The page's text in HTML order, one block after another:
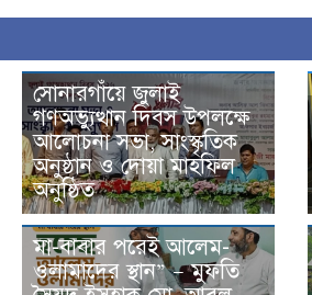
সোনারগাঁয়ে জুলাই
গণঅভ্যুত্থান দিবস উপলক্ষে
আলোচনা সভা, সাংস্কৃতিক
অনুষ্ঠান ও দোয়া মাহফিল
অনুষ্ঠিত
মা-বাবার পরেই আলেম-
ওলামাদের স্থান” — মুফতি